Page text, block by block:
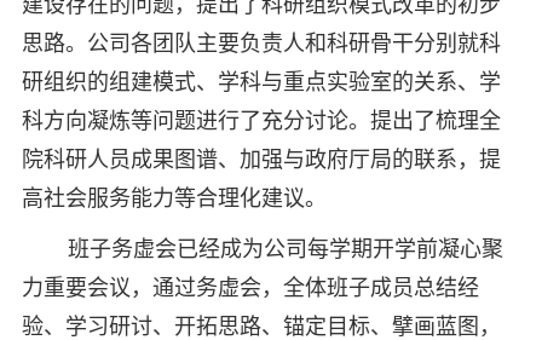
思路。公司各团队主要负责人和科研骨干分别就科
研组织的组建模式、学科与重点实验室的关系、学
科方向凝炼等问题进行了充分讨论。提出了梳理全
院科研人员成果图谱、加强与政府厅局的联系，提
高社会服务能力等合理化建议。
班子务虚会已经成为公司每学期开学前凝心聚
力重要会议，通过务虚会，全体班子成员总结经
验、学习研讨、开拓思路、锚定目标、擘画蓝图，